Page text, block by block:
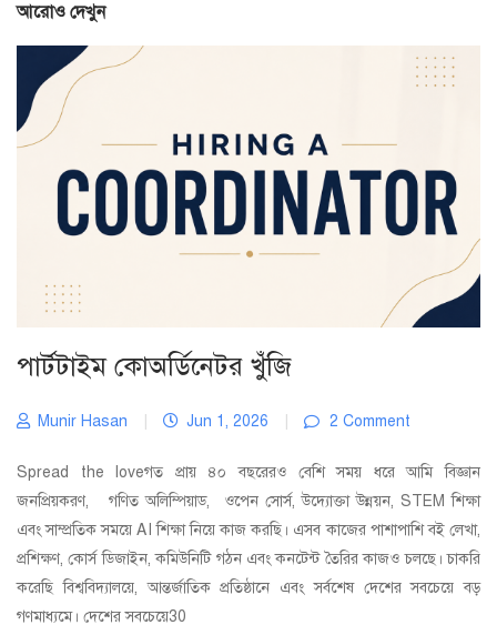
আরোও দেখুন
পার্টটাইম কোঅর্ডিনেটর খুঁজি
Munir Hasan Jun 1, 2026 2 Comment
Spread the loveগত প্রায় ৪০ বছরেরও বেশি সময় ধরে আমি বিজ্ঞান
জনপ্রিয়করণ, গণিত অলিম্পিয়াড, ওপেন সোর্স, উদ্যোক্তা উন্নয়ন, STEM শিক্ষা
এবং সাম্প্রতিক সময়ে AI শিক্ষা নিয়ে কাজ করছি। এসব কাজের পাশাপাশি বই লেখা,
প্রশিক্ষণ, কোর্স ডিজাইন, কমিউনিটি গঠন এবং কনটেন্ট তৈরির কাজও চলছে। চাকরি
করেছি বিশ্ববিদ্যালয়ে, আন্তর্জাতিক প্রতিষ্ঠানে এবং সর্বশেষ দেশের সবচেয়ে বড়
গণমাধ্যমে। দেশের সবচেয়ে30